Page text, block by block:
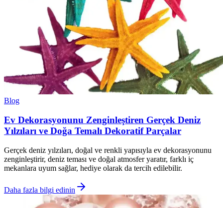
Blog
Ev Dekorasyonunu Zenginleştiren Gerçek Deniz
Yılzıları ve Doğa Temalı Dekoratif Parçalar
Gerçek deniz yılzıları, doğal ve renkli yapısıyla ev dekorasyonunu
zenginleştirir, deniz teması ve doğal atmosfer yaratır, farklı iç
mekanlara uyum sağlar, hediye olarak da tercih edilebilir.
Daha fazla bilgi edinin